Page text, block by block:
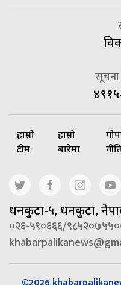
सूचना
हाम्रो
टीम
हाम्रो
बारेमा
धनकुटा-५, धनकुटा,
०२६-५९०६६६/